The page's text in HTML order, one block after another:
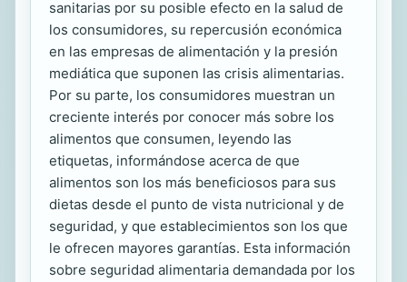
sanitarias por su posible efecto en la salud de
los consumidores, su repercusión económica
en las empresas de alimentación y la presión
mediática que suponen las crisis alimentarias.
Por su parte, los consumidores muestran un
creciente interés por conocer más sobre los
alimentos que consumen, leyendo las
etiquetas, informándose acerca de que
alimentos son los más beneficiosos para sus
dietas desde el punto de vista nutricional y de
seguridad, y que establecimientos son los que
le ofrecen mayores garantías. Esta información
sobre seguridad alimentaria demandada por los